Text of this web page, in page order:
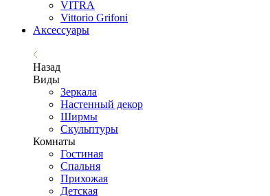
VITRA
Vittorio Grifoni
Аксессуары
Назад
Виды
Зеркала
Настенный декор
Ширмы
Скульптуры
Комнаты
Гостиная
Спальня
Прихожая
Детская